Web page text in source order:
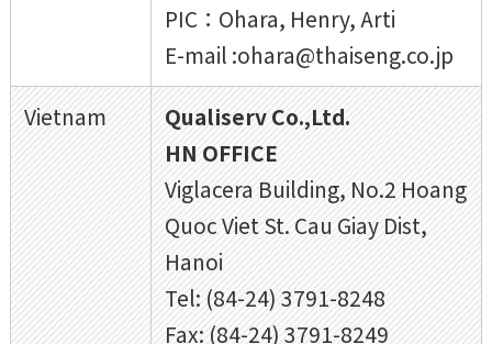
PIC：Ohara, Henry, Arti
E-mail :ohara@thaiseng.co.jp
Vietnam
Qualiserv Co.,Ltd.
HN OFFICE
Viglacera Building, No.2 Hoang
Quoc Viet St. Cau Giay Dist,
Hanoi
Tel: (84-24) 3791-8248
Fax: (84-24) 3791-8249